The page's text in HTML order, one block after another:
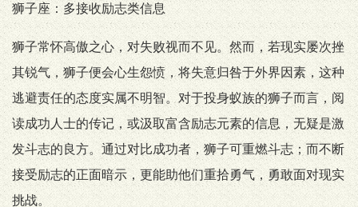
狮子座：多接收励志类信息
狮子常怀高傲之心，对失败视而不见。然而，若现实屡次挫
其锐气，狮子便会心生怨愤，将失意归咎于外界因素，这种
逃避责任的态度实属不明智。对于投身蚁族的狮子而言，阅
读成功人士的传记，或汲取富含励志元素的信息，无疑是激
发斗志的良方。通过对比成功者，狮子可重燃斗志；而不断
接受励志的正面暗示，更能助他们重拾勇气，勇敢面对现实
挑战。